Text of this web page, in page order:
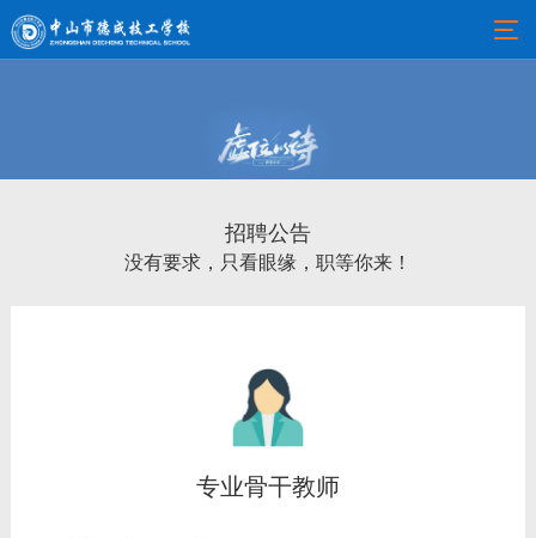
招聘公告
没有要求，只看眼缘，职等你来！
专业骨干教师